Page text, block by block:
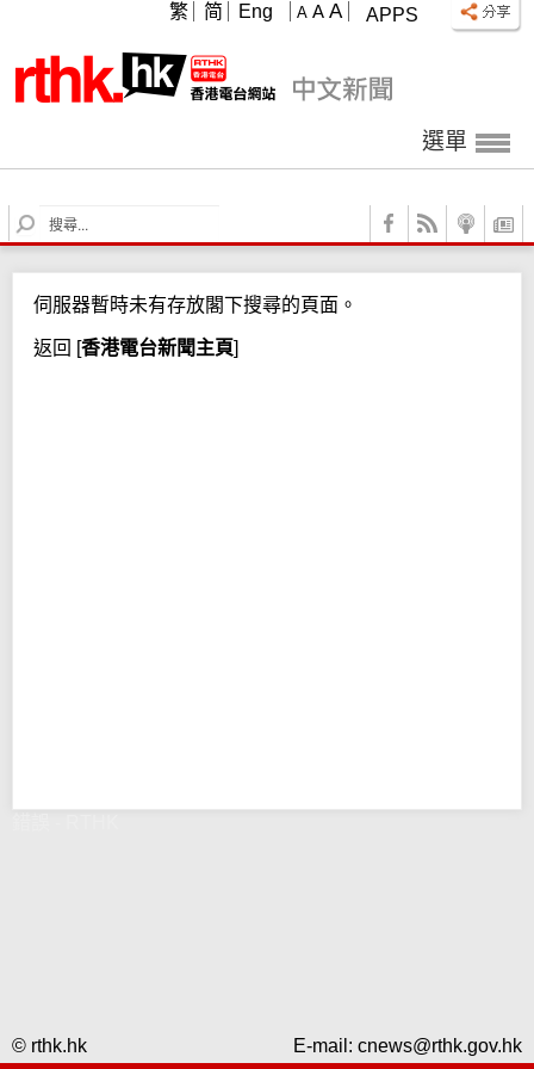
APPS
A A A
繁 简 Eng
選單
S
e
c
h
伺服器暫時未有存放閣下搜尋的頁面。
返回 [香港電台新聞主頁]
© rthk.hk E-mail: cnews@rthk.gov.hk